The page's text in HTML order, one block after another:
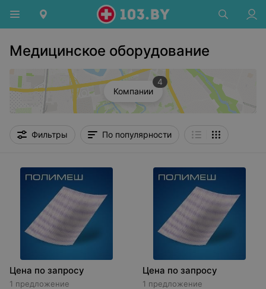
Медицинское оборудование
Компании
4
Фильтры По популярности
Цена по запросу
1 предложение
Цена по запросу
1 предложение